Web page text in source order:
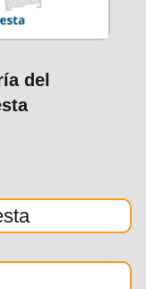
del